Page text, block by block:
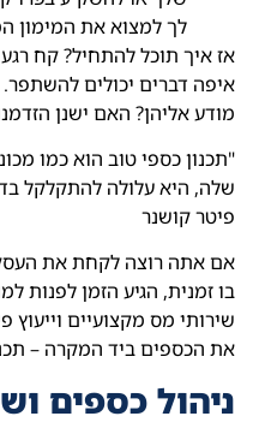
לך למצוא את המימון
אז איך תוכל להתחיל? קח
איפה דברים יכולים
מודע אליהן? האם ישנן
"תכנון כספי טוב הוא כמו
שלה, היא עלולה להתקלקל
פיטר קושנר
אם אתה רוצה לקחת את
בו זמנית, הגיע הזמן לפנות
שירותי מס מקצועיים
את הכספים ביד המקרה –
ניהול כספים